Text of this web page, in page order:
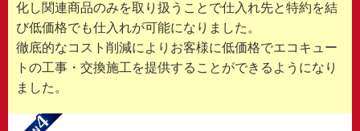
化し関連商品のみを取り扱うことで仕入れ先と特約を結
び低価格でも仕入れが可能になりました。
徹底的なコスト削減によりお客様に低価格でエコキュー
トの工事・交換施工を提供することができるようになり
ました。